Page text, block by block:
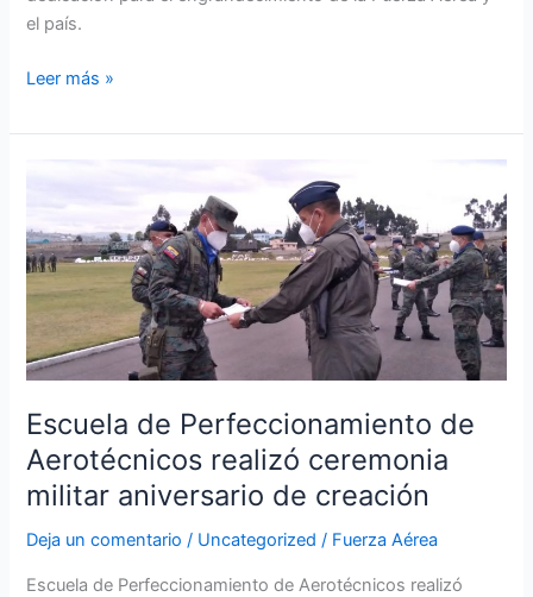
el país.
Leer más »
Escuela de Perfeccionamiento de
Aerotécnicos realizó ceremonia
militar aniversario de creación
Deja un comentario / Uncategorized / Fuerza Aérea
Escuela de Perfeccionamiento de Aerotécnicos realizó
Perfeccionamiento
de
Aerotécnicos
realizó
ceremonia
militar
de
creación